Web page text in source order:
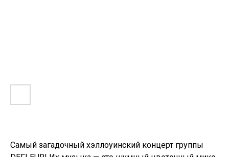
Самый загадочный хэллоуинский концерт группы